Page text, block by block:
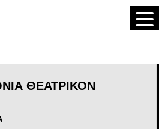
ΘΕΑΤΡΙΚΟΝ